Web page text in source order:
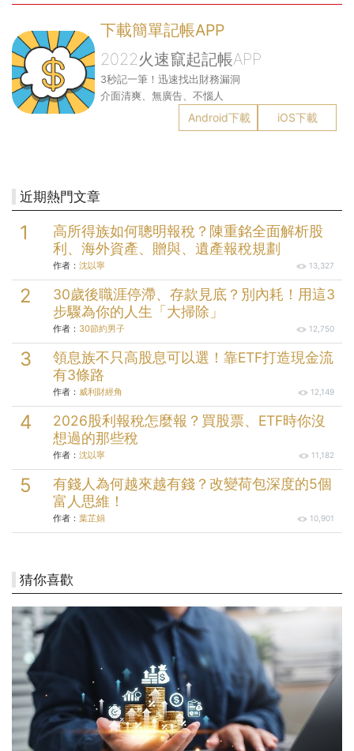
下載簡單記帳APP
2022火速竄起記帳APP
3秒記一筆！迅速找出財務漏洞
介面清爽、無廣告、不惱人
Android下載 iOS下載
近期熱門文章
高所得族如何聰明報稅？陳重銘全面解析股
利、海外資產、贈與、遺產報稅規劃
作者： 沈以寧 13,327
30歲後職涯停滯、存款見底？別內耗！用這3
步驟為你的人生「大掃除」
作者： 30節約男子 12,750
領息族不只高股息可以選！靠ETF打造現金流
有3條路
作者： 威利財經角 12,149
2026股利報稅怎麼報？買股票、ETF時你沒
想過的那些稅
作者： 沈以寧 11,182
有錢人為何越來越有錢？改變荷包深度的5個
富人思維！
作者： 葉芷娟 10,901
猜你喜歡